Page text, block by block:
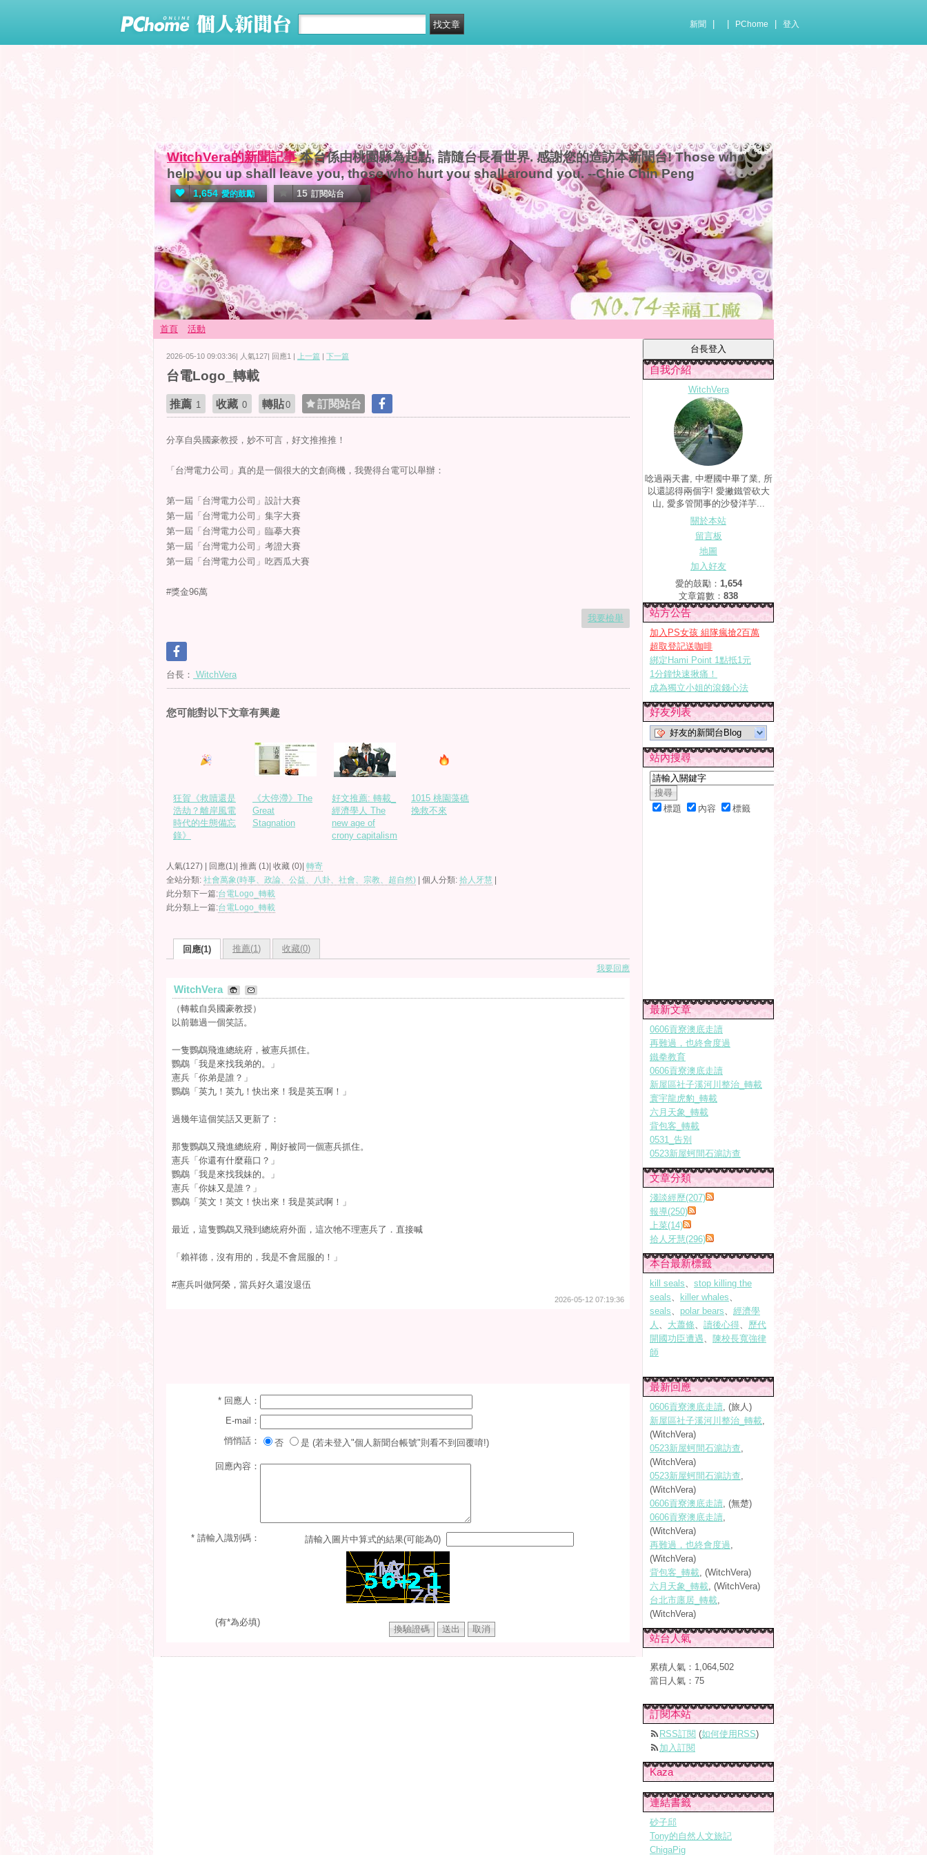
新聞 PChome 登入
WitchVera的新聞記事 本台係由桃園縣為起點, 請隨台長看世界. 感謝您的造訪本新聞台! Those who
help you up shall leave you, those who hurt you shall around you. --Chie Chin Peng
1,654 愛的鼓勵 15 訂閱站台
首頁 活動
2026-05-10 09:03:36| 人氣127| 回應1 | 上一篇 | 下一篇
台電Logo_轉載
推薦 1 收藏 0 轉貼0 訂閱站台
分享自吳國豪教授，妙不可言，好文推推推！
「台灣電力公司」真的是一個很大的文創商機，我覺得台電可以舉辦：
第一屆「台灣電力公司」設計大賽
第一屆「台灣電力公司」集字大賽
第一屆「台灣電力公司」臨摹大賽
第一屆「台灣電力公司」考證大賽
第一屆「台灣電力公司」吃西瓜大賽
#獎金96萬
我要檢舉
台長： WitchVera
您可能對以下文章有興趣
狂賀《救贖還是
浩劫？離岸風電
時代的生態備忘
錄》
《大停滯》The
Great
Stagnation
好文推薦: 轉載_
經濟學人 The
new age of
crony capitalism
1015 桃園藻礁
挽救不來
人氣(127) | 回應(1)| 推薦 (1)| 收藏 (0)| 轉寄
全站分類: 社會萬象(時事、政論、公益、八卦、社會、宗教、超自然) | 個人分類: 拾人牙慧
此分類下一篇:台電Logo_轉載
此分類上一篇:台電Logo_轉載
回應(1) 推薦(1) 收藏(0)
我要回應
WitchVera
（轉載自吳國豪教授）
以前聽過一個笑話。
一隻鸚鵡飛進總統府，被憲兵抓住。
鸚鵡「我是來找我弟的。」
憲兵「你弟是誰？」
鸚鵡「英九！英九！快出來！我是英五啊！」
過幾年這個笑話又更新了：
那隻鸚鵡又飛進總統府，剛好被同一個憲兵抓住。
憲兵「你還有什麼藉口？」
鸚鵡「我是來找我妹的。」
憲兵「你妹又是誰？」
鸚鵡「英文！英文！快出來！我是英武啊！」
最近，這隻鸚鵡又飛到總統府外面，這次牠不理憲兵了．直接喊
「賴祥德，沒有用的，我是不會屈服的！」
#憲兵叫做阿榮，當兵好久還沒退伍
2026-05-12 07:19:36
* 回應人：
E-mail：
悄悄話：
否 是 (若未登入"個人新聞台帳號"則看不到回覆唷!)
回應內容：
* 請輸入識別碼： 請輸入圖片中算式的結果(可能為0)
(有*為必填)
自我介紹
WitchVera
唸過兩天書, 中壢國中畢了業, 所
以還認得兩個字! 愛撇鐵管砍大
山, 愛多管閒事的沙發洋芋...
關於本站
留言板
地圖
加入好友
愛的鼓勵： 1,654
文章篇數： 838
站方公告
加入PS女孩 組隊瘋搶2百萬
超取登記送咖啡
綁定Hami Point 1點抵1元
1分鐘快速揪痛！
成為獨立小姐的滾錢心法
好友列表
好友的新聞台Blog
站內搜尋
標題 內容 標籤
最新文章
0606貢寮澳底走讀
再難過，也終會度過
鐵拳教育
0606貢寮澳底走讀
新屋區社子溪河川整治_轉載
寰宇龍虎豹_轉載
六月天象_轉載
背包客_轉載
0531_告別
0523新屋蚵間石滬訪查
文章分類
淺談經歷(207)
報導(250)
上菜(14)
拾人牙慧(296)
本台最新標籤
kill seals、 stop killing the
seals、 killer whales、
seals、 polar bears、 經濟學
人 、 大蕭條、 讀後心得、 歷代
開國功臣遭遇、 陳校長寬強律
師
最新回應
0606貢寮澳底走讀, (旅人)
新屋區社子溪河川整治_轉載,
(WitchVera)
0523新屋蚵間石滬訪查,
(WitchVera)
0523新屋蚵間石滬訪查,
(WitchVera)
0606貢寮澳底走讀, (無楚)
0606貢寮澳底走讀,
(WitchVera)
再難過，也終會度過,
(WitchVera)
背包客_轉載, (WitchVera)
六月天象_轉載, (WitchVera)
台北市廛居_轉載,
(WitchVera)
站台人氣
累積人氣： 1,064,502
當日人氣： 75
訂閱本站
RSS訂閱 (如何使用RSS)
加入訂閱
Kaza
連結書籤
砂子邱
Tony的自然人文旅記
ChigaPig